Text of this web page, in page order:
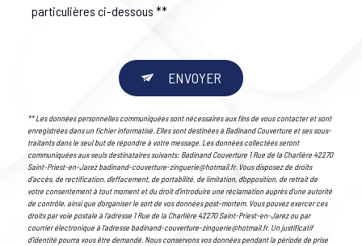
particulières ci-dessous **
ENVOYER
** Les données personnelles communiquées sont nécessaires aux fins de vous contacter et sont
enregistrées dans un fichier informatisé. Elles sont destinées à Badinand Couverture et ses sous-
traitants dans le seul but de répondre à votre message. Les données collectées seront
communiquées aux seuls destinataires suivants: Badinand Couverture 1 Rue de la Charlière 42270
Saint-Priest-en-Jarez badinand-couverture-zinguerie@hotmail.fr. Vous disposez de droits
d’accès, de rectification, d’effacement, de portabilité, de limitation, d’opposition, de retrait de
votre consentement à tout moment et du droit d’introduire une réclamation auprès d’une autorité
de contrôle, ainsi que d’organiser le sort de vos données post-mortem. Vous pouvez exercer ces
droits par voie postale à l'adresse 1 Rue de la Charlière 42270 Saint-Priest-en-Jarez ou par
courrier électronique à l'adresse badinand-couverture-zinguerie@hotmail.fr. Un justificatif
d'identité pourra vous être demandé. Nous conservons vos données pendant la période de prise